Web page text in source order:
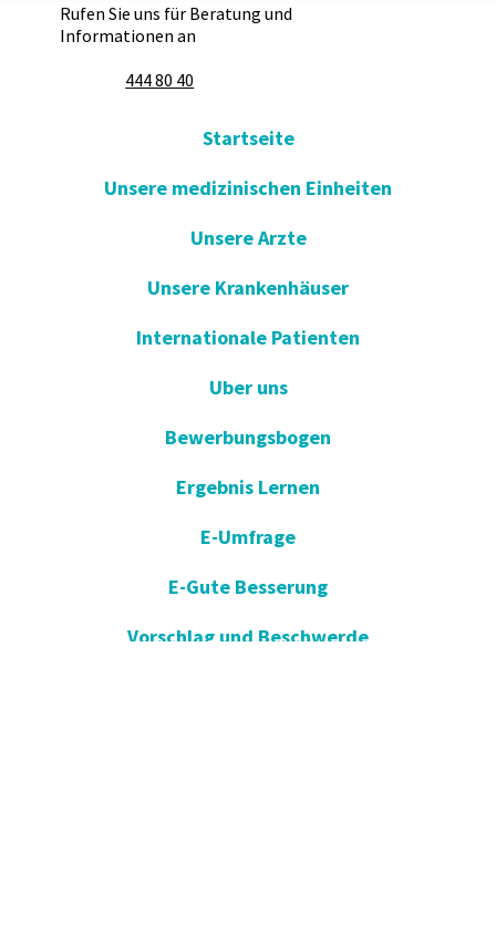
Rufen Sie uns für Beratung und
Informationen an
444 80 40
Startseite
Unsere medizinischen Einheiten
Unsere Arzte
Unsere Krankenhäuser
Internationale Patienten
Uber uns
Bewerbungsbogen
Ergebnis Lernen
E-Umfrage
E-Gute Besserung
Vorschlag und Beschwerde